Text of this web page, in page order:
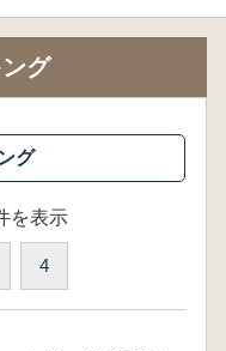
グ
を表示
4